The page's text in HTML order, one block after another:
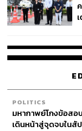
POLITICS
มหากาพย์โกงข้อสอ
เดินหน้าสู่จุดจบในสั